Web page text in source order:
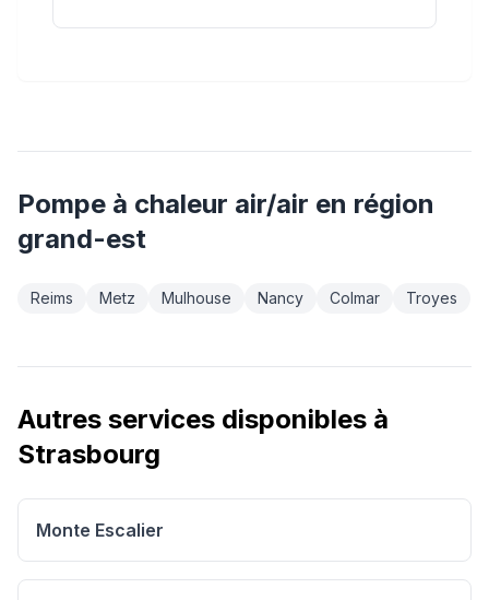
Pompe à chaleur air/air en région
grand-est
Reims Metz Mulhouse Nancy Colmar Troyes
Autres services disponibles à
Strasbourg
Monte Escalier